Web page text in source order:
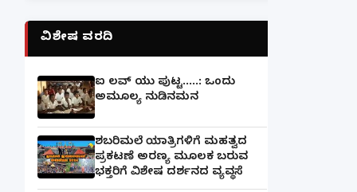
ವಿಶೇಷ ವರದಿ
ಐ ಲವ್ ಯು ಪುಟ್ಟ.....: ಒಂದು
ಅಮೂಲ್ಯ ನುಡಿನಮನ
ಶಬರಿಮಲೆ ಯಾತ್ರಿಗಳಿಗೆ ಮಹತ್ವದ
ಪ್ರಕಟಣೆ ಅರಣ್ಯ ಮೂಲಕ ಬರುವ
ಭಕ್ತರಿಗೆ ವಿಶೇಷ ದರ್ಶನದ ವ್ಯವಸ್ಥೆ